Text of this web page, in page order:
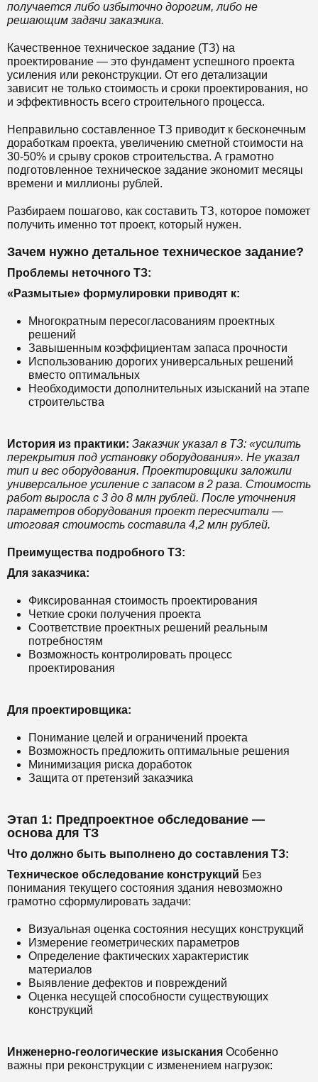
получается либо избыточно дорогим, либо не
решающим задачи заказчика.
Качественное техническое задание (ТЗ) на
проектирование — это фундамент успешного проекта
усиления или реконструкции. От его детализации
зависит не только стоимость и сроки проектирования, но
и эффективность всего строительного процесса.
Неправильно составленное ТЗ приводит к бесконечным
доработкам проекта, увеличению сметной стоимости на
30-50% и срыву сроков строительства. А грамотно
подготовленное техническое задание экономит месяцы
времени и миллионы рублей.
Разбираем пошагово, как составить ТЗ, которое поможет
получить именно тот проект, который нужен.
Зачем нужно детальное техническое задание?
Проблемы неточного ТЗ:
«Размытые» формулировки приводят к:
Многократным пересогласованиям проектных
решений
Завышенным коэффициентам запаса прочности
Использованию дорогих универсальных решений
вместо оптимальных
Необходимости дополнительных изысканий на этапе
строительства
История из практики: Заказчик указал в ТЗ: «усилить
перекрытия под установку оборудования». Не указал
тип и вес оборудования. Проектировщики заложили
универсальное усиление с запасом в 2 раза. Стоимость
работ выросла с 3 до 8 млн рублей. После уточнения
параметров оборудования проект пересчитали —
итоговая стоимость составила 4,2 млн рублей.
Преимущества подробного ТЗ:
Для заказчика:
Фиксированная стоимость проектирования
Четкие сроки получения проекта
Соответствие проектных решений реальным
потребностям
Возможность контролировать процесс
проектирования
Для проектировщика:
Понимание целей и ограничений проекта
Возможность предложить оптимальные решения
Минимизация риска доработок
Защита от претензий заказчика
Этап 1: Предпроектное обследование —
основа для ТЗ
Что должно быть выполнено до составления ТЗ:
Техническое обследование конструкций Без
понимания текущего состояния здания невозможно
грамотно сформулировать задачи:
Визуальная оценка состояния несущих конструкций
Измерение геометрических параметров
Определение фактических характеристик
материалов
Выявление дефектов и повреждений
Оценка несущей способности существующих
конструкций
Инженерно-геологические изыскания Особенно
важны при реконструкции с изменением нагрузок: